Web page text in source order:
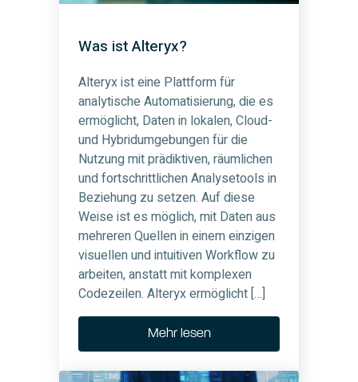
Was ist Alteryx?
Alteryx ist eine Plattform für
analytische Automatisierung, die es
ermöglicht, Daten in lokalen, Cloud-
und Hybridumgebungen für die
Nutzung mit prädiktiven, räumlichen
und fortschrittlichen Analysetools in
Beziehung zu setzen. Auf diese
Weise ist es möglich, mit Daten aus
mehreren Quellen in einem einzigen
visuellen und intuitiven Workflow zu
arbeiten, anstatt mit komplexen
Codezeilen. Alteryx ermöglicht […]
Mehr lesen